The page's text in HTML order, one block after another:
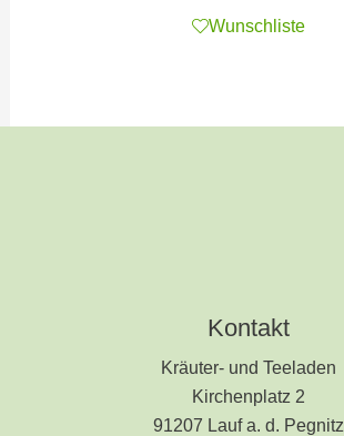
Wunschliste
Kontakt
Kräuter- und Teeladen
Kirchenplatz 2
91207 Lauf a. d. Pegnitz